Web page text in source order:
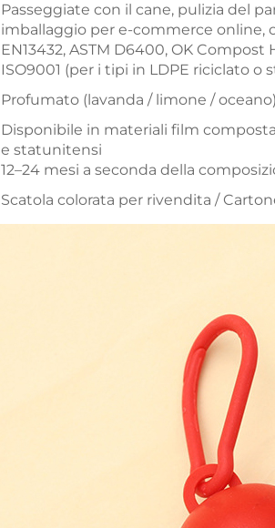
Passeggiate con il cane, pulizia del
imballaggio per e-commerce online,
EN13432, ASTM D6400, OK
ISO9001 (per i tipi in LDPE riciclato o
Profumato (lavanda / limone /
Disponibile in materiali film
e statunitensi
12–24 mesi a seconda della
Scatola colorata per rivendita /